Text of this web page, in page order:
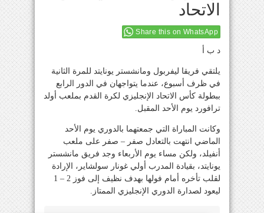
الاتحاد
Share this on WhatsApp
د ب أ
يلتقي فريقا ليفربول ومانشستر يونايتد للمرة الثانية
في ظرف أسبوع، عندما يتواجهان في الدور الرابع
ببطولة كأس الاتحاد الإنجليزي لكرة القدم بملعب أولد
ترافورد يوم الأحد المقبل.
وكانت المباراة التي جمعتهما بالدوري يوم الأحد
الماضي انتهت بالتعادل صفر – صفر على ملعب
أنفيلد، ولكن مساء يوم الأربعاء وجد فريق مانشستر
يونايتد، بقيادة المدرب أولي غونار سولشاير، الإرادة
لقلب تأخره أمام فولها بهدف نظيف إلى فوز 2 – 1
ليعود لصدارة الدوري الإنجليزي الممتاز.